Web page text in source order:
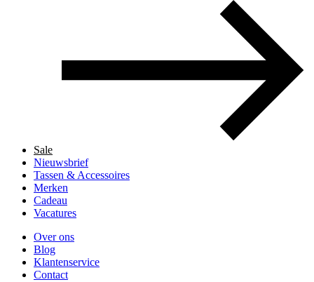
Sale
Nieuwsbrief
Tassen & Accessoires
Merken
Cadeau
Vacatures
Over ons
Blog
Klantenservice
Contact